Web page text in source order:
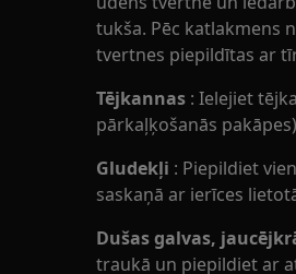
tukša. Pēc katlakmens
tvertnes piepildītas ar
Tējkannas : Ielejiet
pārkaļķošanās
Gludekļi : Piepildiet
saskaņā ar ierīces
Dušas galvas,
traukā un piepildiet ar